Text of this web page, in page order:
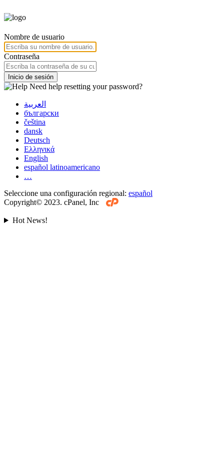
Nombre de usuario
Contraseña
Inicio de sesión
Need help resetting your password?
العربية
български
čeština
dansk
Deutsch
Ελληνικά
English
español latinoamericano
…
Seleccione una configuración regional: español
Copyright© 2023. cPanel, Inc
Hot News!